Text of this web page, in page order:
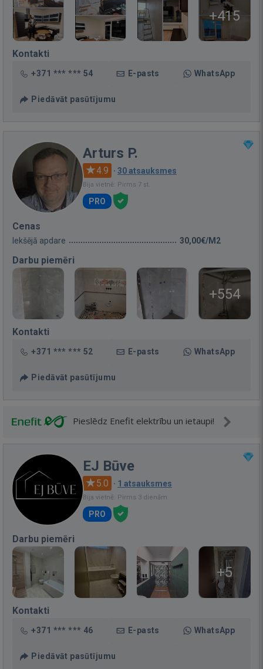
+415
Kontakti
+371 *** *** 54 E-pasts WhatsApp
Piedāvāt pasūtījumu
Arturs P.
4.9 · 30 atsauksmes
Bija vietnē: Pirms 7 st.
PRO
Cenas
Iekšējā apdare 30,00€/M2
Darbu piemēri
+554
Kontakti
+371 *** *** 52 E-pasts WhatsApp
Piedāvāt pasūtījumu
Pieslēdz Enefit elektrību un ietaupi!
EJ Būve
5.0 · 1 atsauksmes
Bija vietnē: Pirms 3 dienām
PRO
Darbu piemēri
+5
Kontakti
+371 *** *** 46 E-pasts WhatsApp
Piedāvāt pasūtījumu